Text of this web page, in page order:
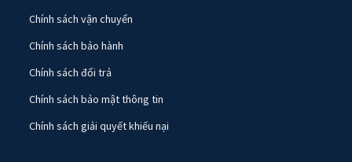
Chính sách vận chuyển
Chính sách bảo hành
Chính sách đổi trả
Chính sách bảo mật thông tin
Chính sách giải quyết khiếu nại